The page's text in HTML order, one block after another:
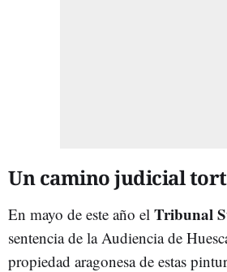
Un camino judicial
En mayo de este año el Tribunal
sentencia de la Audiencia de
propiedad aragonesa de estas